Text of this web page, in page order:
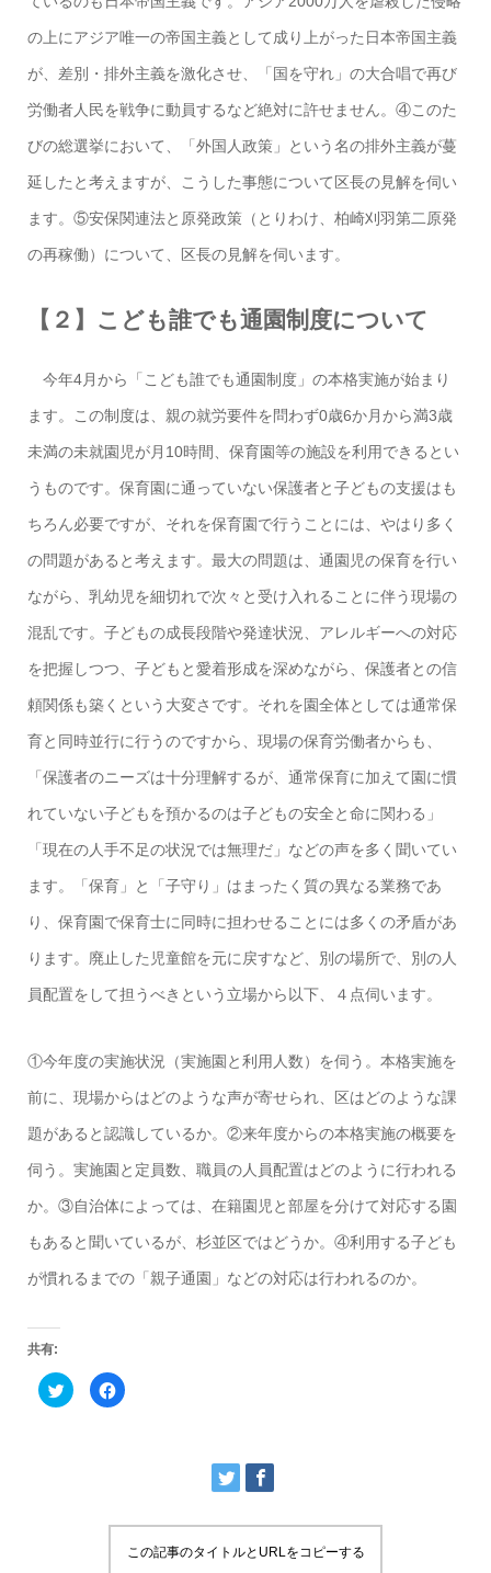
の上にアジア唯一の帝国主義として成り上がった日本帝国主義
が、差別・排外主義を激化させ、「国を守れ」の大合唱で再び
労働者人民を戦争に動員するなど絶対に許せません。④このた
びの総選挙において、「外国人政策」という名の排外主義が蔓
延したと考えますが、こうした事態について区長の見解を伺い
ます。⑤安保関連法と原発政策（とりわけ、柏崎刈羽第二原発
の再稼働）について、区長の見解を伺います。
【２】こども誰でも通園制度について
今年4月から「こども誰でも通園制度」の本格実施が始まり
ます。この制度は、親の就労要件を問わず0歳6か月から満3歳
未満の未就園児が月10時間、保育園等の施設を利用できるとい
うものです。保育園に通っていない保護者と子どもの支援はも
ちろん必要ですが、それを保育園で行うことには、やはり多く
の問題があると考えます。最大の問題は、通園児の保育を行い
ながら、乳幼児を細切れで次々と受け入れることに伴う現場の
混乱です。子どもの成長段階や発達状況、アレルギーへの対応
を把握しつつ、子どもと愛着形成を深めながら、保護者との信
頼関係も築くという大変さです。それを園全体としては通常保
育と同時並行に行うのですから、現場の保育労働者からも、
「保護者のニーズは十分理解するが、通常保育に加えて園に慣
れていない子どもを預かるのは子どもの安全と命に関わる」
「現在の人手不足の状況では無理だ」などの声を多く聞いてい
ます。「保育」と「子守り」はまったく質の異なる業務であ
り、保育園で保育士に同時に担わせることには多くの矛盾があ
ります。廃止した児童館を元に戻すなど、別の場所で、別の人
員配置をして担うべきという立場から以下、４点伺います。
①今年度の実施状況（実施園と利用人数）を伺う。本格実施を
前に、現場からはどのような声が寄せられ、区はどのような課
題があると認識しているか。②来年度からの本格実施の概要を
伺う。実施園と定員数、職員の人員配置はどのように行われる
か。③自治体によっては、在籍園児と部屋を分けて対応する園
もあると聞いているが、杉並区ではどうか。④利用する子ども
が慣れるまでの「親子通園」などの対応は行われるのか。
共有:
ク
リ
F
a
す
にこの記事のタイトルとURLをコピーする